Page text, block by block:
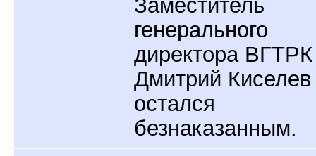
генерального
директора ВГТРК
Дмитрий Киселев
остался
безнаказанным.